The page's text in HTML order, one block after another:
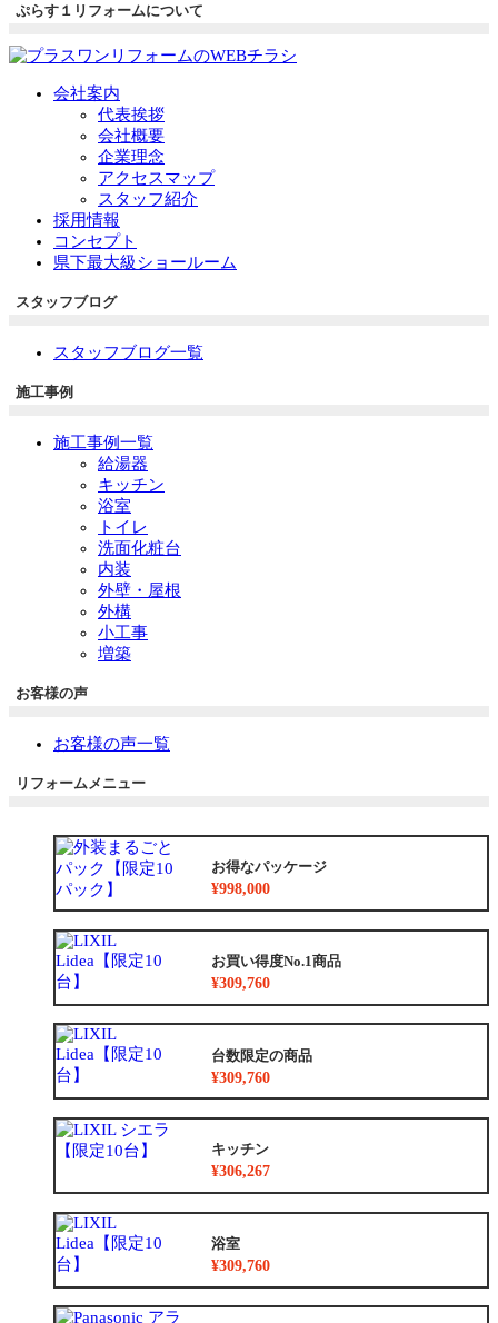
ぷらす１リフォームについて
会社案内
代表挨拶
会社概要
企業理念
アクセスマップ
スタッフ紹介
採用情報
コンセプト
県下最大級ショールーム
スタッフブログ
スタッフブログ一覧
施工事例
施工事例一覧
給湯器
キッチン
浴室
トイレ
洗面化粧台
内装
外壁・屋根
外構
小工事
増築
お客様の声
お客様の声一覧
リフォームメニュー
お得なパッケージ
¥998,000
お買い得度No.1商品
¥309,760
台数限定の商品
¥309,760
キッチン
¥306,267
浴室
¥309,760